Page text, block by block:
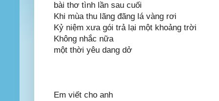
bài thơ tình lần sau cuối
Khi mùa thu lãng đãng lá vàng rơi
Kỷ niệm xưa gói trả lại một khoảng trời
Không nhắc nữa
một thời yêu dang dở
Em viết cho anh